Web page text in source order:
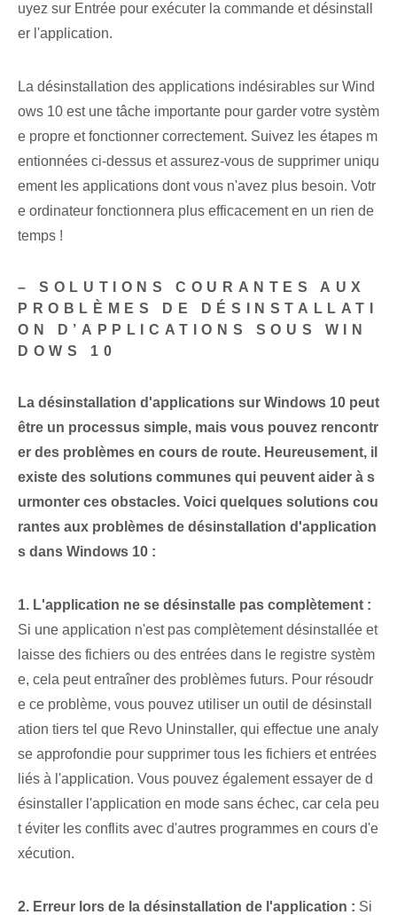
uyez sur Entrée pour exécuter la commande ⁢et désinstall
er⁤ l'application.
La désinstallation des applications indésirables sur Wind
ows 10 est une tâche importante pour garder votre systèm
e propre et fonctionner correctement. Suivez les étapes m
entionnées ci-dessus et assurez-vous de supprimer uniqu
ement les applications dont vous n'avez plus besoin. Votr
e ordinateur fonctionnera plus efficacement en un rien de
temps !
– SOLUTIONS COURANTES AUX
PROBLÈMES DE DÉSINSTALLATI
ON D’APPLICATIONS SOUS WIN
DOWS 10
La désinstallation d'applications sur ⁢Windows ⁣10 peut
être un processus simple, mais vous pouvez rencontr
er des problèmes en cours de route. Heureusement, il
existe des solutions communes qui peuvent aider à s
urmonter ces obstacles. Voici quelques solutions cou
rantes⁢ aux problèmes de désinstallation d'application
s dans Windows 10 :
1. L'application ne se désinstalle pas complètement :
Si une application n'est pas complètement désinstallée et
laisse des fichiers ou des entrées dans le registre systèm
e, cela peut entraîner des problèmes futurs. Pour résoudr
e ce problème, vous pouvez utiliser un outil de désinstall
ation tiers tel que Revo Uninstaller, qui effectue une analy
se approfondie pour supprimer tous les fichiers et entrées
liés à l'application. Vous pouvez également essayer de d
ésinstaller l'application en mode sans échec, car cela peu
t éviter les conflits avec d'autres programmes en cours d'e
xécution.
2. Erreur lors de la désinstallation de l'application : Si